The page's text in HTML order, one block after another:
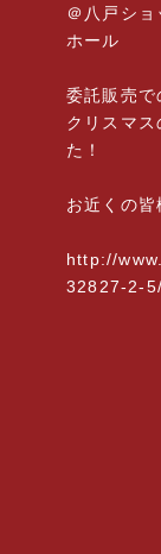
＠ 八戸 シ
ホール
委託販売で
クリスマ
た！
お近くの
http://
32827-2-5/